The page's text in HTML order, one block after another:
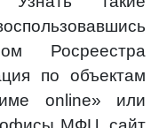
Росреестра
по объектам
online» или